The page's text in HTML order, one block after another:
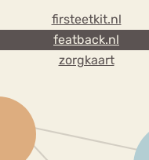
firsteetkit.nl
featback.nl
zorgkaart